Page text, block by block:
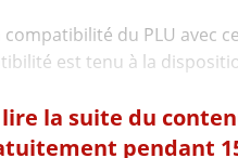
du PLU avec
est tenu à la
la suite du
pendant